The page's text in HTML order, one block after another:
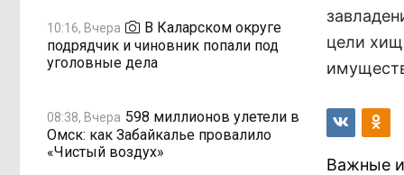
10:16, Вчера
В Каларском округе
подрядчик и чиновник попали под
уголовные дела
08:38, Вчера 598 миллионов улетели в
Омск: как Забайкалье провалило
«Чистый воздух»
цели
Важные